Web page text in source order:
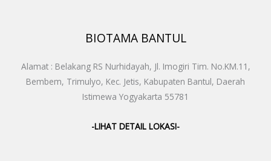
BIOTAMA BANTUL
Alamat : Belakang RS Nurhidayah, Jl. Imogiri Tim. No.KM.11,
Bembem, Trimulyo, Kec. Jetis, Kabupaten Bantul, Daerah
Istimewa Yogyakarta 55781
-LIHAT DETAIL LOKASI-